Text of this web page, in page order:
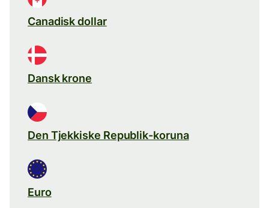
Canadisk dollar
Dansk krone
Den Tjekkiske Republik-koruna
Euro